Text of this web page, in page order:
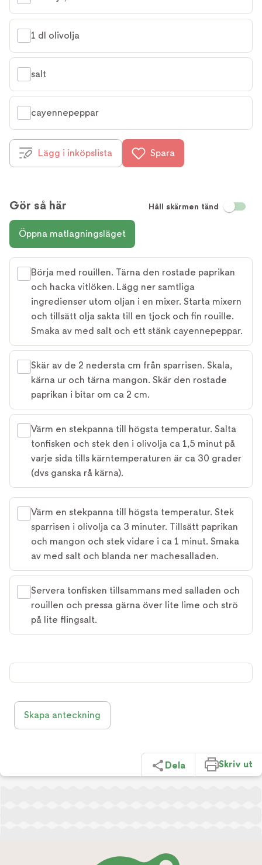
1 dl olivolja
salt
cayennepeppar
Lägg i inköpslista Spara
Gör så här Håll skärmen tänd
Öppna matlagningsläget
Börja med rouillen. Tärna den rostade paprikan
och hacka vitlöken. Lägg ner samtliga
ingredienser utom oljan i en mixer. Starta mixern
och tillsätt olja sakta till en tjock och fin rouille.
Smaka av med salt och ett stänk cayennepeppar.
Skär av de 2 nedersta cm från sparrisen. Skala,
kärna ur och tärna mangon. Skär den rostade
paprikan i bitar om ca 2 cm.
Värm en stekpanna till högsta temperatur. Salta
tonfisken och stek den i olivolja ca 1,5 minut på
varje sida tills kärntemperaturen är ca 30 grader
(dvs ganska rå kärna).
Värm en stekpanna till högsta temperatur. Stek
sparrisen i olivolja ca 3 minuter. Tillsätt paprikan
och mangon och stek vidare i ca 1 minut. Smaka
av med salt och blanda ner machesalladen.
Servera tonfisken tillsammans med salladen och
rouillen och pressa gärna över lite lime och strö
på lite flingsalt.
Skapa anteckning
Dela Skriv ut